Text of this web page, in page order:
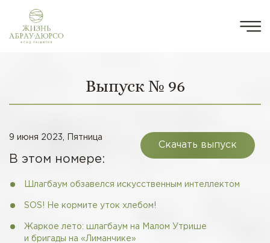
Выпуск № 96
Скачать выпуск
9 июня 2023, Пятница
В этом номере:
Шлагбаум обзавелся искусственным интеллектом
SOS! Не кормите уток хлебом!
Жаркое лето: шлагбаум на Малом Утрише
и бригады на «Лиманчике»